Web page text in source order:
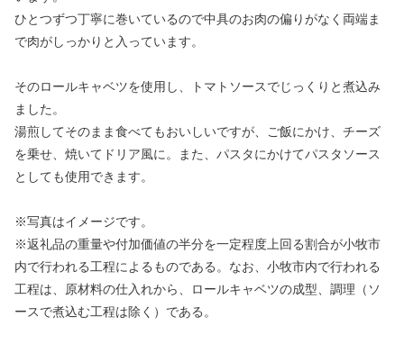
ひとつずつ丁寧に巻いているので中具のお肉の偏りがなく両端ま
で肉がしっかりと入っています。
そのロールキャベツを使用し、トマトソースでじっくりと煮込み
ました。
湯煎してそのまま食べてもおいしいですが、ご飯にかけ、チーズ
を乗せ、焼いてドリア風に。また、パスタにかけてパスタソース
としても使用できます。
※写真はイメージです。
※返礼品の重量や付加価値の半分を一定程度上回る割合が小牧市
内で行われる工程によるものである。なお、小牧市内で行われる
工程は、原材料の仕入れから、ロールキャベツの成型、調理（ソ
ースで煮込む工程は除く）である。